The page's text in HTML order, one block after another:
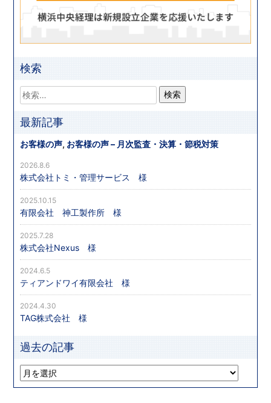
検索
最新記事
お客様の声, お客様の声 – 月次監査・決算・節税対策
株式会社トミ・管理サービス 様
2026.8.6
有限会社 神工製作所 様
2025.10.15
株式会社Nexus 様
2025.7.28
ティアンドワイ有限会社 様
2024.6.5
TAG株式会社 様
2024.4.30
過去の記事